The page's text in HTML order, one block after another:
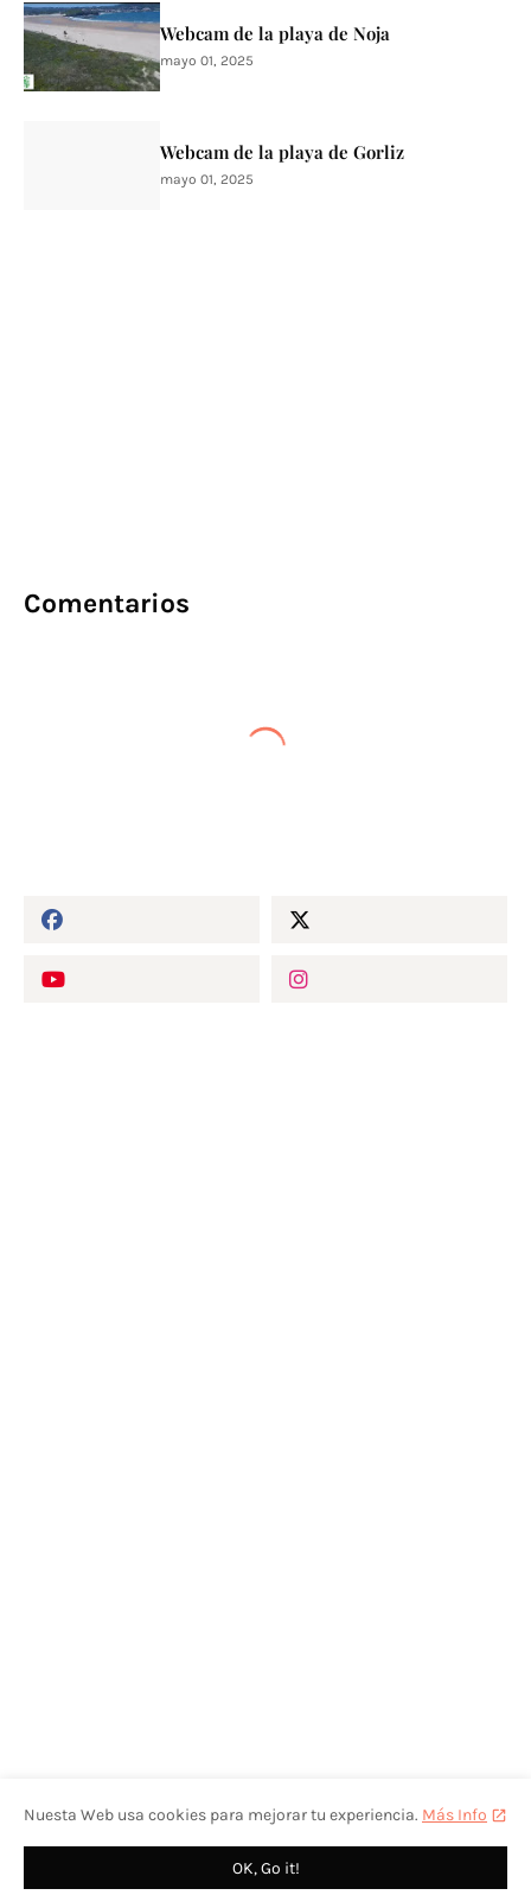
Webcam de la playa de Noja
mayo 01, 2025
Webcam de la playa de Gorliz
mayo 01, 2025
Comentarios
Nuesta Web usa cookies para mejorar tu experiencia. Más Info
OK, Go it!